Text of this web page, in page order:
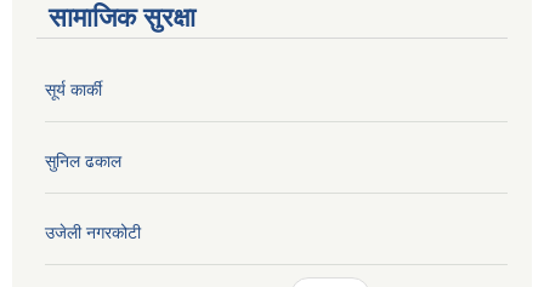
सामाजिक सुरक्षा
सूर्य कार्की
सुनिल ढकाल
उजेली नगरकोटी